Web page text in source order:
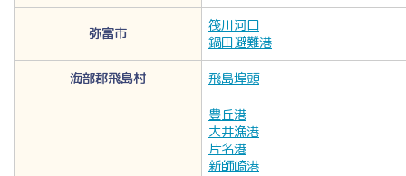
弥富市
筏川河口
鍋田避難港
海部郡飛島村
飛島埠頭
豊丘港
大井漁港
片名港
新師崎港